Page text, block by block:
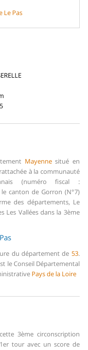
Le Pas
Mayennesitué en
à la communauté
(numéro fiscal :
canton de Gorron (N°7)
des départements, Le
Les Vallées dans la 3ème
du département de 53.
le Conseil Départemental
Pays de la Loire
3ème circonscription
tour avec un score de